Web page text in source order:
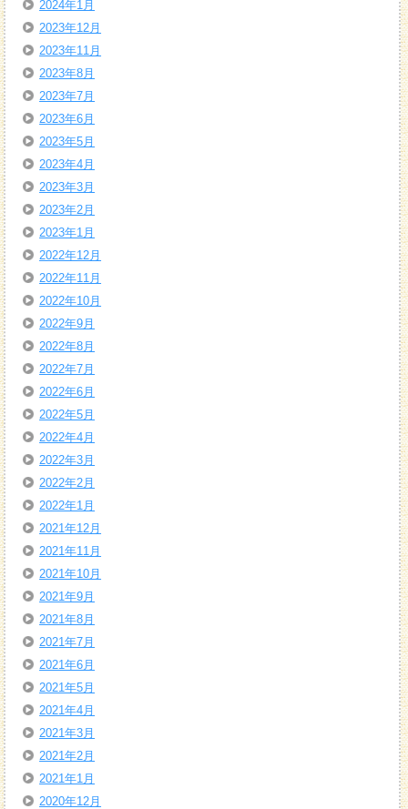
2024年1月
2023年12月
2023年11月
2023年8月
2023年7月
2023年6月
2023年5月
2023年4月
2023年3月
2023年2月
2023年1月
2022年12月
2022年11月
2022年10月
2022年9月
2022年8月
2022年7月
2022年6月
2022年5月
2022年4月
2022年3月
2022年2月
2022年1月
2021年12月
2021年11月
2021年10月
2021年9月
2021年8月
2021年7月
2021年6月
2021年5月
2021年4月
2021年3月
2021年2月
2021年1月
2020年12月